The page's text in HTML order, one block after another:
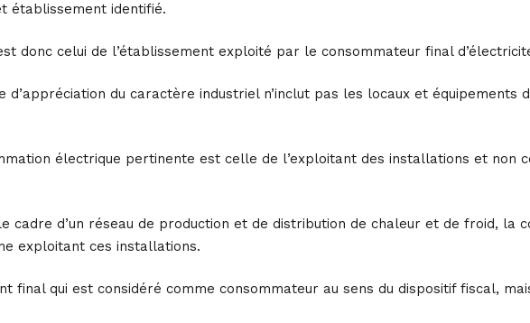
établissement identifié.
donc celui de l’établissement exploité par le consommateur final
du caractère industriel n’inclut pas les locaux et équipements
électrique pertinente est celle de l’exploitant des installations et non
cadre d’un réseau de production et de distribution de chaleur et de froid, la
exploitant ces installations.
final qui est considéré comme consommateur au sens du dispositif fiscal,